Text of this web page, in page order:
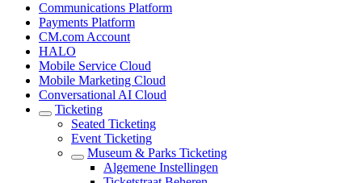
Communications Platform
Payments Platform
CM.com Account
HALO
Mobile Service Cloud
Mobile Marketing Cloud
Conversational AI Cloud
Ticketing
Seated Ticketing
Event Ticketing
Museum & Parks Ticketing
Algemene Instellingen